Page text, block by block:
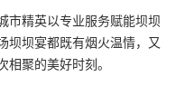
精英以专业服务赋能坝坝
坝坝宴都既有烟火温情，又
聚的美好时刻。